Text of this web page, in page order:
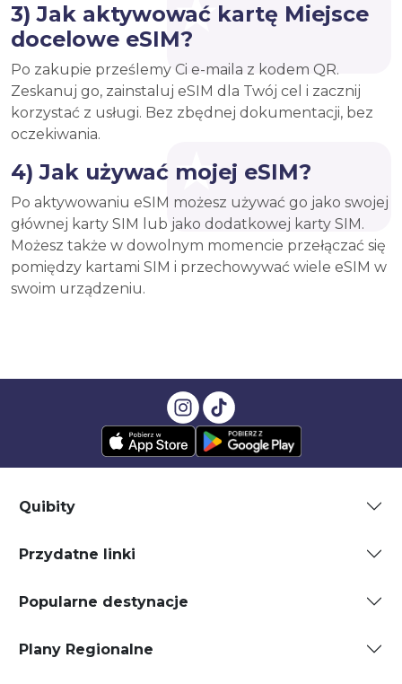
3) Jak aktywować kartę Miejsce
docelowe eSIM?
Po zakupie prześlemy Ci e-maila z kodem QR.
Zeskanuj go, zainstaluj eSIM dla Twój cel i zacznij
korzystać z usługi. Bez zbędnej dokumentacji, bez
oczekiwania.
4) Jak używać mojej eSIM?
Po aktywowaniu eSIM możesz używać go jako swojej
głównej karty SIM lub jako dodatkowej karty SIM.
Możesz także w dowolnym momencie przełączać się
pomiędzy kartami SIM i przechowywać wiele eSIM w
swoim urządzeniu.
Quibity
Przydatne linki
Popularne destynacje
Plany Regionalne